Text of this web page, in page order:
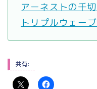
アーネストの千
トリプルウェー
共有: